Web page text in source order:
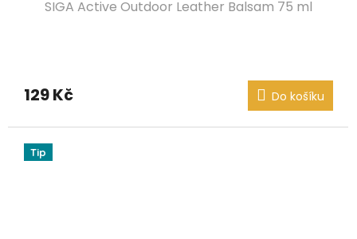
SIGA Active Outdoor Leather Balsam 75 ml
129 Kč Do košíku
Tip